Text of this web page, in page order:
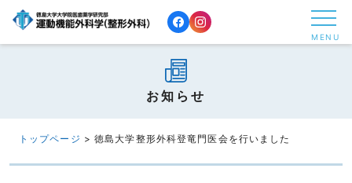
へ
MENU
お知らせ
トップページ >徳島大学整形外科登竜門医会を行いました